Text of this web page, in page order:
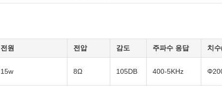
전원 전압 감도 주파수 응답 치
15w 8Ω 105DB 400-5KHz